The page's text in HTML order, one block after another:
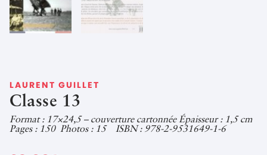
LAURENT GUILLET
Classe 13
Format : 17×24,5 – couverture cartonnée Épaisseur : 1,5 cm
Pages : 150 Photos : 15 ISBN : 978-2-9531649-1-6